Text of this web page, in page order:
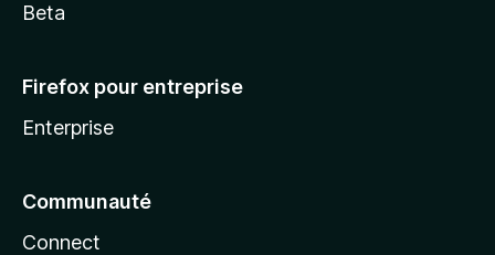
Beta
Firefox pour entreprise
Enterprise
Communauté
Connect